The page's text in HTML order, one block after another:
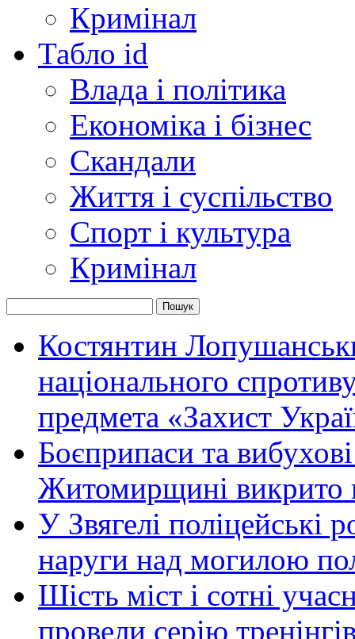
Кримінал
Табло id
Влада і політика
Економіка і бізнес
Скандали
Життя і суспільство
Спорт і культура
Кримінал
Костянтин
національного
предмета «Захист
Боєприпаси та
Житомирщині викрито
У Звягелі поліцейські
наруги над могилою
Шість міст і сотні
провели серію